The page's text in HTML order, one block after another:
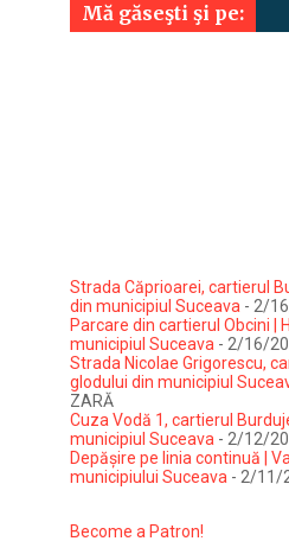
Mă găseşti şi pe:
Strada Căprioarei, cartierul
din municipiul Suceava - 2/
Parcare din cartierul Obcini |
municipiul Suceava - 2/16/
Strada Nicolae Grigorescu,
glodului din municipiul
ZARĂ
Cuza Vodă 1, cartierul
municipiul Suceava - 2/12/
Depășire pe linia continuă |
municipiului Suceava - 2/11/
Become a Patron!